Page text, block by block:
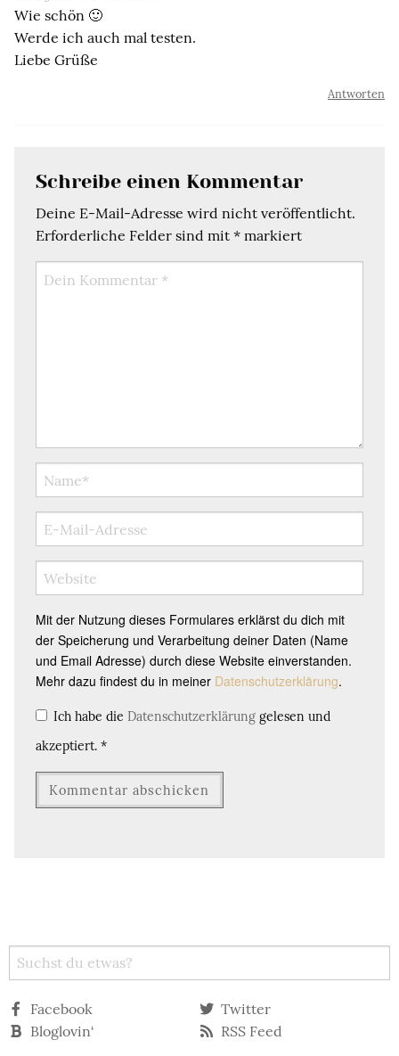
Wie schön 🙂
Werde ich auch mal testen.
Liebe Grüße
Antworten
Schreibe einen Kommentar
Deine E-Mail-Adresse wird nicht veröffentlicht.
Erforderliche Felder sind mit * markiert
Mit der Nutzung dieses Formulares erklärst du dich mit
der Speicherung und Verarbeitung deiner Daten (Name
und Email Adresse) durch diese Website einverstanden.
Mehr dazu findest du in meiner Datenschutzerklärung.
Ich habe die Datenschutzerklärung gelesen und
akzeptiert. *
Facebook
Twitter
Bloglovin‘
RSS Feed